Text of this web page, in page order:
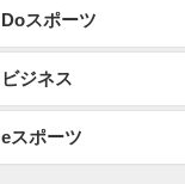
Doスポーツ
ビジネス
eスポーツ